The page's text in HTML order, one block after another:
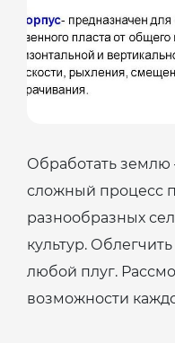
Обработать землю
сложный процесс
разнообразных
культур.
любой плуг.
возможности